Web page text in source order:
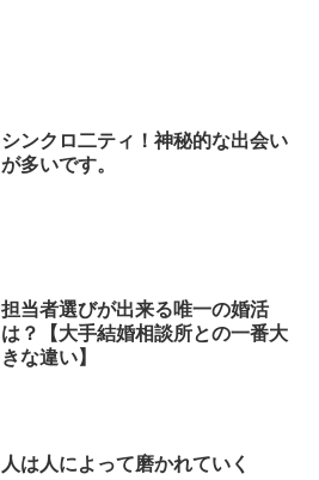
シンクロ二ティ！神秘的な出会い
が多いです。
担当者選びが出来る唯一の婚活
は？【大手結婚相談所との一番大
きな違い】
人は人によって磨かれていく